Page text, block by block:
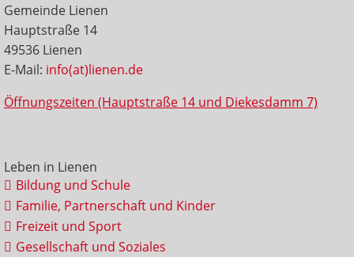
Gemeinde Lienen
Hauptstraße 14
49536 Lienen
E-Mail: info(at)lienen.de
Öffnungszeiten (Hauptstraße 14 und Diekesdamm 7)
Leben in Lienen
Bildung und Schule
Familie, Partnerschaft und Kinder
Freizeit und Sport
Gesellschaft und Soziales